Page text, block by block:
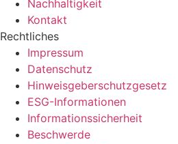
Nachhaltigkeit
Kontakt
Rechtliches
Impressum
Datenschutz
Hinweisgeberschutzgesetz
ESG-Informationen
Informationssicherheit
Beschwerde